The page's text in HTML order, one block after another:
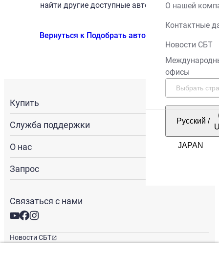
О нашей
Контактные
Новости СБТ
офисы
Русский /
найти другие доступные автомобили.
Вернуться к Подобрать автомобиль
Купить
Служба поддержки
О нас
Запрос
Связаться с нами
Новости СБТ